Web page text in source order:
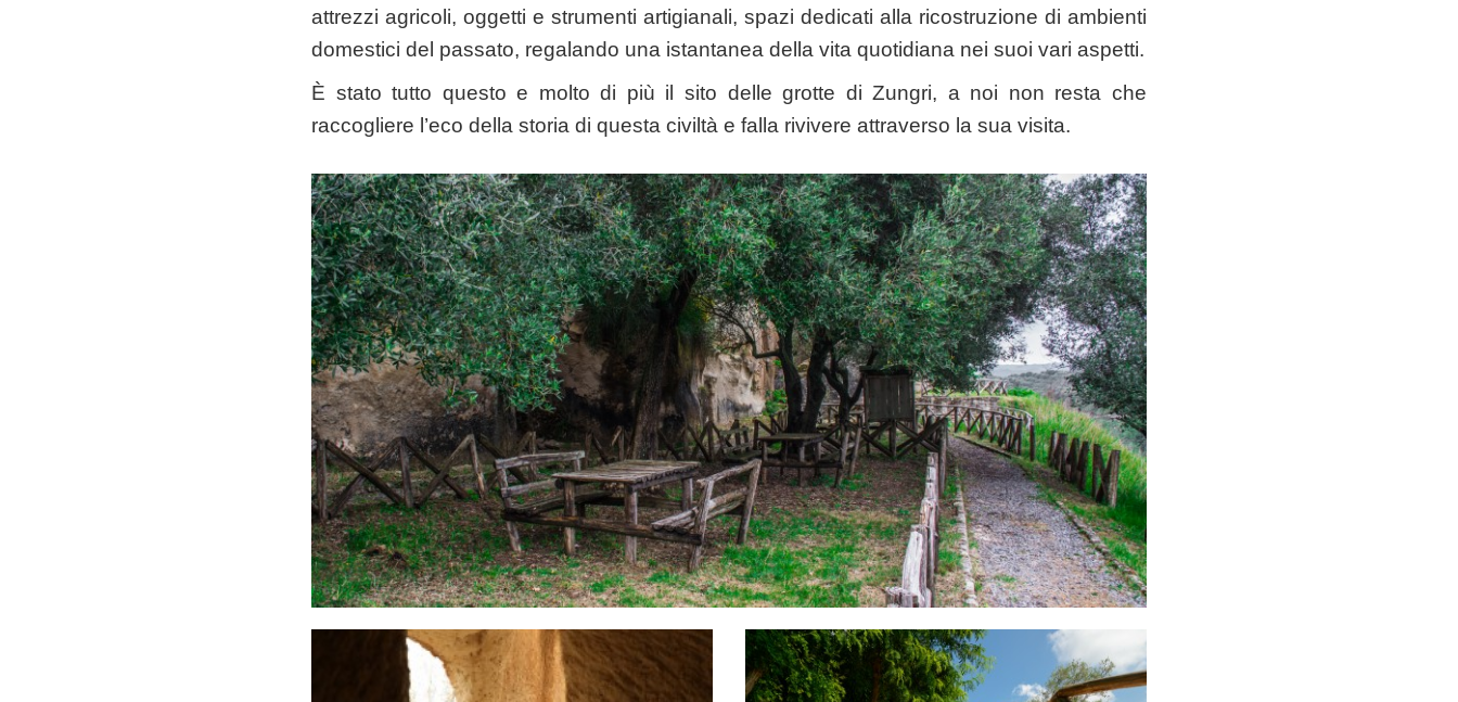
attrezzi agricoli, oggetti e strumenti artigianali, spazi dedicati alla ricostruzione di ambienti
domestici del passato, regalando una istantanea della vita quotidiana nei suoi vari aspetti.
È stato tutto questo e molto di più il sito delle grotte di Zungri, a noi non resta che
raccogliere l’eco della storia di questa civiltà e falla rivivere attraverso la sua visita.